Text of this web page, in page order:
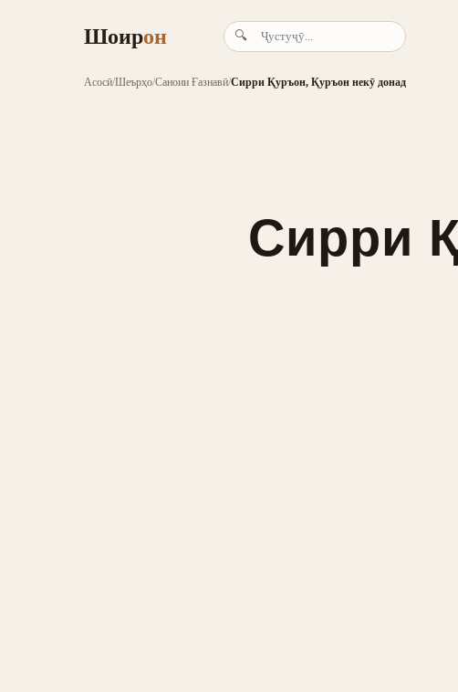
Шоирон 🔍
Асосӣ/Шеърҳо/Саноии Ғазнавӣ/Сирри Қуръон, Қуръон некӯ донад
Сирри